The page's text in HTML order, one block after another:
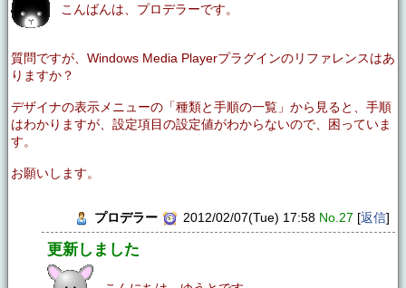
こんばんは、プロデラーです。
質問ですが、Windows Media Playerプラグインのリファレンスはあ
りますか？
デザイナの表示メニューの「種類と手順の一覧」から見ると、手順
はわかりますが、設定項目の設定値がわからないので、困っていま
す。
お願いします。
プロデラー 2012/02/07(Tue) 17:58 No.27 [返信]
更新しました